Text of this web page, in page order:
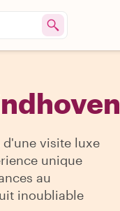
d'une visite luxe
unique
au
inoubliable